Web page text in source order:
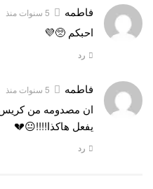
فاطمه 5 سنوات منذ
احبكم 🥺💜
رد
فاطمه 5 سنوات منذ
ان مصدومه من
يفعل هاكذا!!!!😐💔
رد